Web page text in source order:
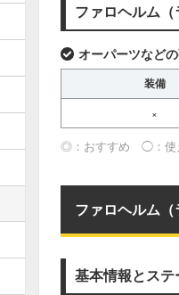
ファロヘルム
オーパーツなど
装備
×
◎：おすすめ ◯：使
ファロヘルム
基本情報とステ